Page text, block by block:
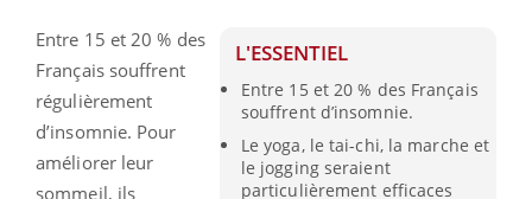
L'ESSENTIEL
Entre 15 et 20 % des Français
souffrent d’insomnie.
Le yoga, le tai-chi, la marche et
le jogging seraient
particulièrement efficaces
Entre 15 et 20 % des
Français souffrent
régulièrement
d’insomnie. Pour
améliorer leur
sommeil, ils